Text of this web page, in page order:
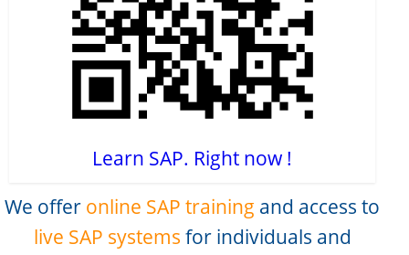
Learn SAP. Right now !
We offer online SAP training and access to
live SAP systems for individuals and